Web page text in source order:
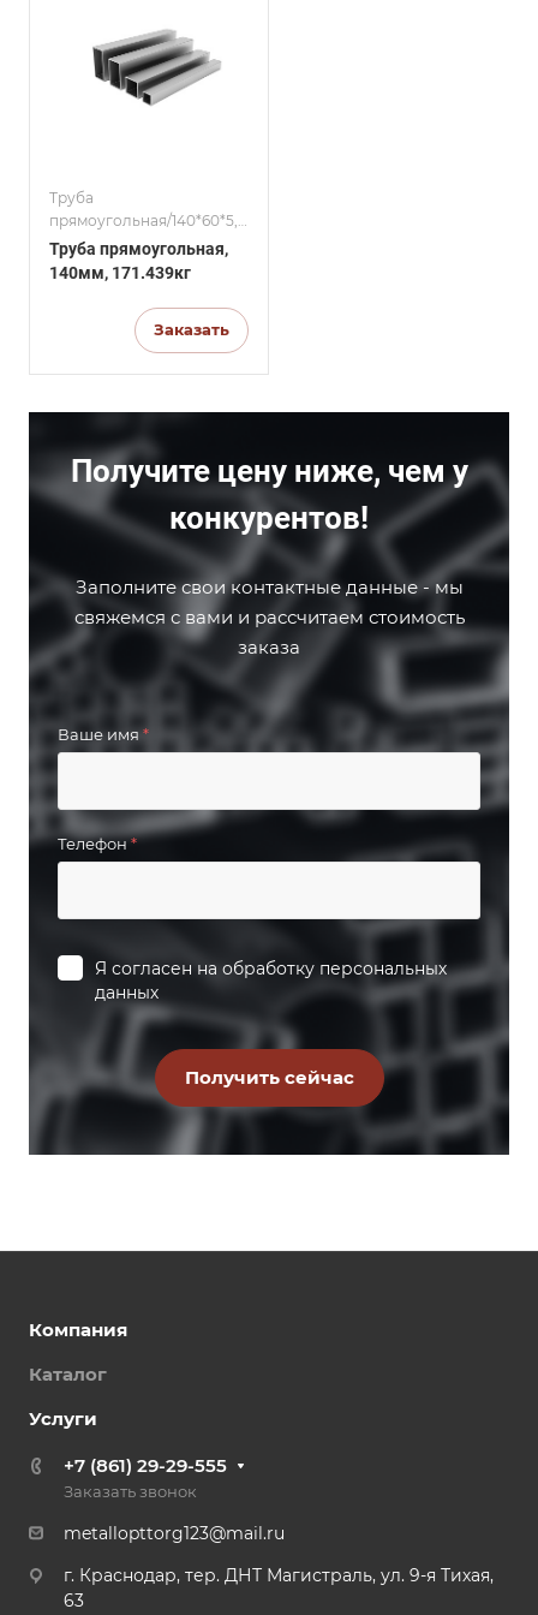
Труба
прямоугольная/140*60*5,0
мм/140*100
мм/140*100*4.0/140*100
профильная стальная
Труба прямоугольная,
140мм, 171.439кг
Заказать
Получите цену ниже, чем у
конкурентов!
Заполните свои контактные данные - мы
свяжемся с вами и рассчитаем стоимость
заказа
Ваше имя *
Телефон*
Я согласен на обработку персональных
данных
Компания
Каталог
Услуги
+7 (861) 29-29-555
Заказать звонок
metallopttorg123@mail.ru
г. Краснодар, тер. ДНТ Магистраль, ул. 9-я Тихая,
63